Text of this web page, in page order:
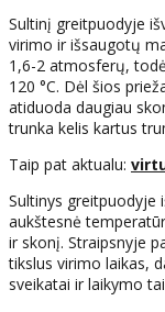
Sultinį greitpuodyje
virimo ir išsaugotų
1,6-2 atmosferų,
120 °C. Dėl šios
atiduoda daugiau
trunka kelis kartus
Taip pat aktualu:
Sultinys greitpuodyje
aukštesnė
ir skonį. Straipsnyje
tikslus virimo laikas,
sveikatai ir laikymo